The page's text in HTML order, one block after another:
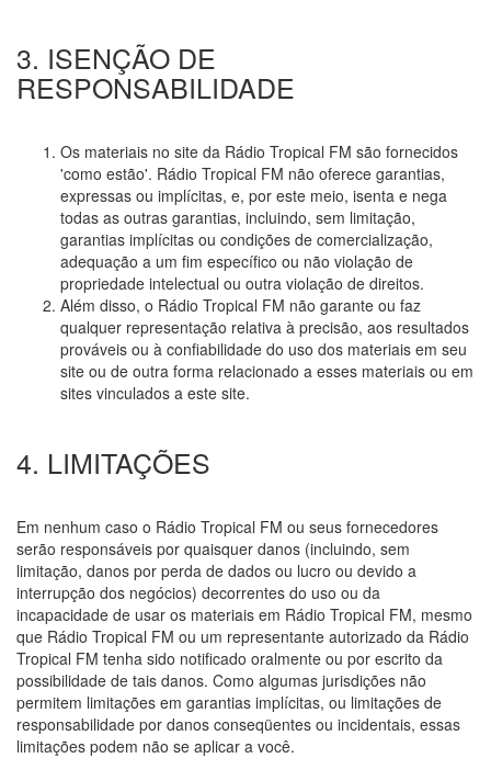
3. ISENÇÃO DE
RESPONSABILIDADE
Os materiais no site da Rádio Tropical FM são fornecidos
'como estão'. Rádio Tropical FM não oferece garantias,
expressas ou implícitas, e, por este meio, isenta e nega
todas as outras garantias, incluindo, sem limitação,
garantias implícitas ou condições de comercialização,
adequação a um fim específico ou não violação de
propriedade intelectual ou outra violação de direitos.
Além disso, o Rádio Tropical FM não garante ou faz
qualquer representação relativa à precisão, aos resultados
prováveis ou à confiabilidade do uso dos materiais em seu
site ou de outra forma relacionado a esses materiais ou em
sites vinculados a este site.
4. LIMITAÇÕES
Em nenhum caso o Rádio Tropical FM ou seus fornecedores
serão responsáveis por quaisquer danos (incluindo, sem
limitação, danos por perda de dados ou lucro ou devido a
interrupção dos negócios) decorrentes do uso ou da
incapacidade de usar os materiais em Rádio Tropical FM, mesmo
que Rádio Tropical FM ou um representante autorizado da Rádio
Tropical FM tenha sido notificado oralmente ou por escrito da
possibilidade de tais danos. Como algumas jurisdições não
permitem limitações em garantias implícitas, ou limitações de
responsabilidade por danos conseqüentes ou incidentais, essas
limitações podem não se aplicar a você.